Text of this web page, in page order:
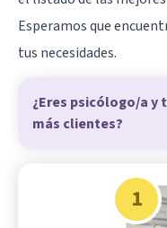
Esperamos que
tus necesidades.
¿Eres psicólogo/a y
más clientes?
1